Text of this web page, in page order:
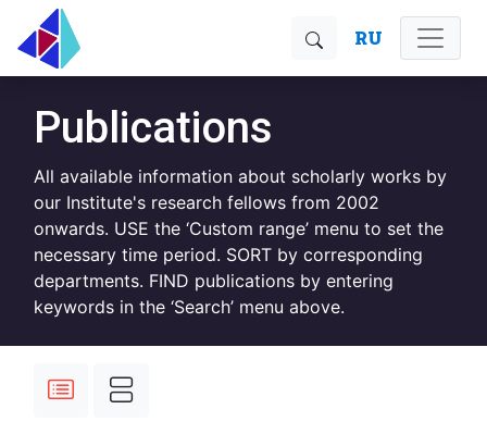
RU
Publications
All available information about scholarly works by
our Institute's research fellows from 2002
onwards. USE the ‘Custom range’ menu to set the
necessary time period. SORT by corresponding
departments. FIND publications by entering
keywords in the ‘Search’ menu above.